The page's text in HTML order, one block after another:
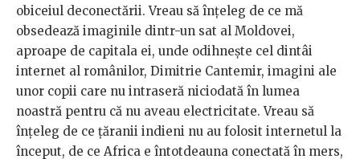
obiceiul deconectării. Vreau să înțeleg de ce mă
obsedează imaginile dintr-un sat al Moldovei,
aproape de capitala ei, unde odihnește cel dintâi
internet al românilor, Dimitrie Cantemir, imagini ale
unor copii care nu intraseră niciodată în lumea
noastră pentru că nu aveau electricitate. Vreau să
înțeleg de ce țăranii indieni nu au folosit internetul la
început, de ce Africa e întotdeauna conectată în mers,